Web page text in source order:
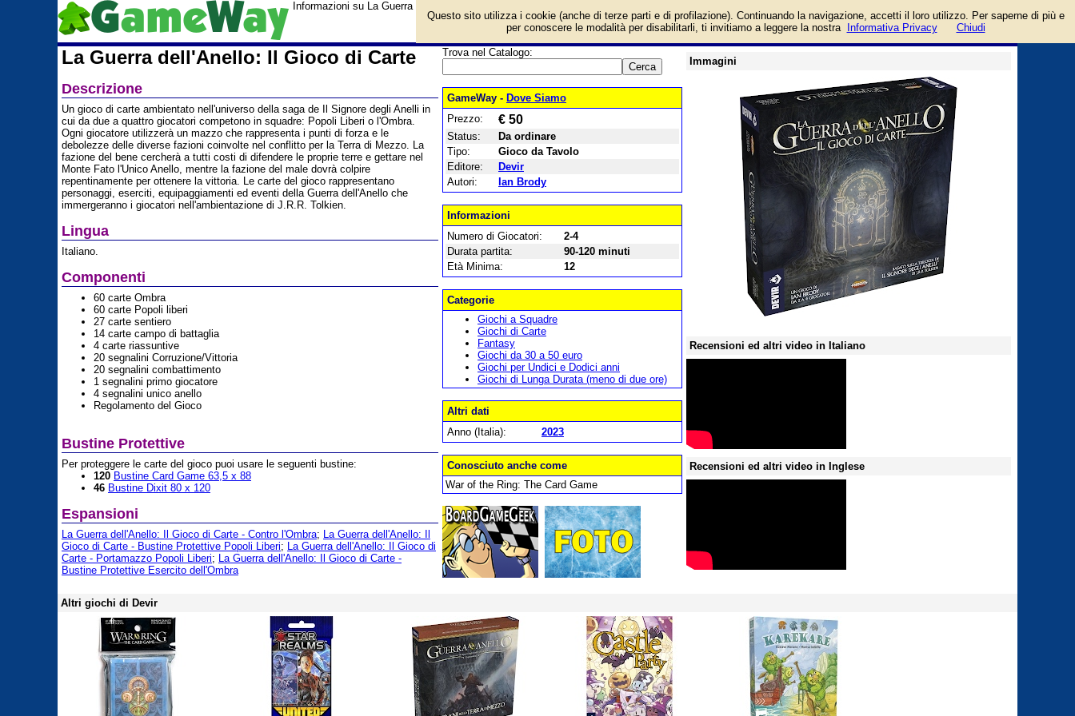
guida
Informazioni su La Guerra dell'Anello: Il Gioco di Carte e prezzo di vendita. Prodotto da Devir
La Guerra dell'Anello: Il Gioco di Carte
Descrizione
Un gioco di carte ambientato nell'universo della saga de Il Signore degli Anelli in
cui da due a quattro giocatori competono in squadre: Popoli Liberi o l'Ombra.
Ogni giocatore utilizzerà un mazzo che rappresenta i punti di forza e le
debolezze delle diverse fazioni coinvolte nel conflitto per la Terra di Mezzo. La
fazione del bene cercherà a tutti costi di difendere le proprie terre e gettare nel
Monte Fato l'Unico Anello, mentre la fazione del male dovrà colpire
repentinamente per ottenere la vittoria. Le carte del gioco rappresentano
personaggi, eserciti, equipaggiamenti ed eventi della Guerra dell'Anello che
immergeranno i giocatori nell'ambientazione di J.R.R. Tolkien.
Lingua
Italiano.
Componenti
60 carte Ombra
60 carte Popoli liberi
27 carte sentiero
14 carte campo di battaglia
4 carte riassuntive
20 segnalini Corruzione/Vittoria
20 segnalini combattimento
1 segnalini primo giocatore
4 segnalini unico anello
Regolamento del Gioco
Bustine Protettive
Per proteggere le carte del gioco puoi usare le seguenti bustine:
120 Bustine Card Game 63,5 x 88
46 Bustine Dixit 80 x 120
Espansioni
La Guerra dell'Anello: Il Gioco di Carte - Contro l'Ombra; La Guerra dell'Anello: Il
Gioco di Carte - Bustine Protettive Popoli Liberi; La Guerra dell'Anello: Il Gioco di
Carte - Portamazzo Popoli Liberi; La Guerra dell'Anello: Il Gioco di Carte -
Bustine Protettive Esercito dell'Ombra
Trova nel Catalogo:
GameWay - Dove Siamo
Prezzo:
€ 50
Status:
Da ordinare
Tipo:
Gioco da Tavolo
Editore:
Devir
Autori:
Ian Brody
Informazioni
Numero di Giocatori:
2-4
Durata partita:
90-120 minuti
Età Minima:
12
Categorie
Giochi a Squadre
Giochi di Carte
Fantasy
Giochi da 30 a 50 euro
Giochi per Undici e Dodici anni
Giochi di Lunga Durata (meno di due ore)
Altri dati
Anno (Italia):
2023
Conosciuto anche come
War of the Ring: The Card Game
Immagini
Recensioni ed altri video in Italiano
Recensioni ed altri video in Inglese
Altri giochi di Devir
Questo sito utilizza i cookie (anche di terze parti e di profilazione). Continuando la navigazione, accetti il loro utilizzo. Per saperne di più e
per conoscere le modalità per disabilitarli, ti invitiamo a leggere la nostra
Informativa Privacy Chiudi